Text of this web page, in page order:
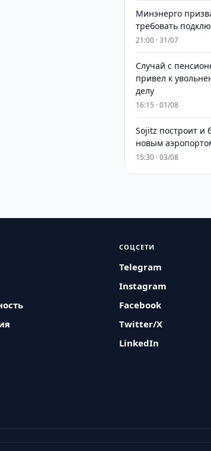
Минэнерго
требовать
21:00 · 31/07
Случай с
привел к
делу
16:15 · 01/08
Sojitz построит и
новым
15:30 · 03/08
СОЦСЕТИ
Telegram
Instagram
Facebook
Twitter/X
LinkedIn